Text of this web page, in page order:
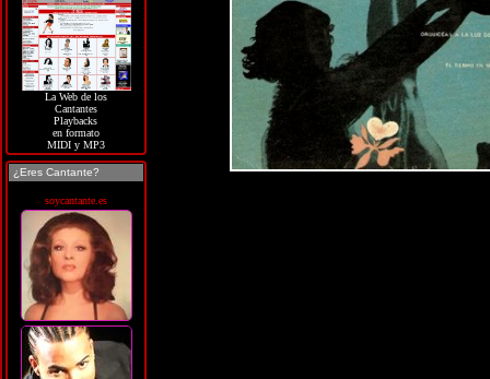
La Web de los
Cantantes
Playbacks
en formato
MIDI y MP3
¿Eres Cantante?
soycantante.es